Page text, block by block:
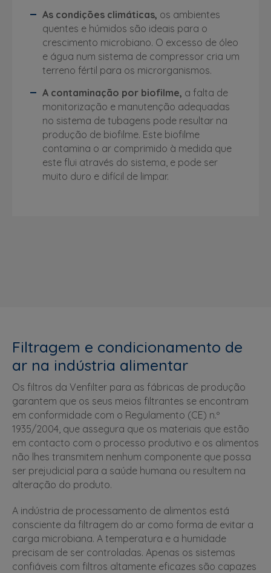
As condições climáticas, os ambientes
quentes e húmidos são ideais para o
crescimento microbiano. O excesso de óleo
e água num sistema de compressor cria um
terreno fértil para os microrganismos.
A contaminação por biofilme, a falta de
monitorização e manutenção adequadas
no sistema de tubagens pode resultar na
produção de biofilme. Este biofilme
contamina o ar comprimido à medida que
este flui através do sistema, e pode ser
muito duro e difícil de limpar.
Filtragem e condicionamento de
ar na indústria alimentar
Os filtros da Venfilter para as fábricas de produção
garantem que os seus meios filtrantes se encontram
em conformidade com o Regulamento (CE) n.º
1935/2004, que assegura que os materiais que estão
em contacto com o processo produtivo e os alimentos
não lhes transmitem nenhum componente que possa
ser prejudicial para a saúde humana ou resultem na
alteração do produto.
A indústria de processamento de alimentos está
consciente da filtragem do ar como forma de evitar a
carga microbiana. A temperatura e a humidade
precisam de ser controladas. Apenas os sistemas
confiáveis com filtros altamente eficazes são capazes